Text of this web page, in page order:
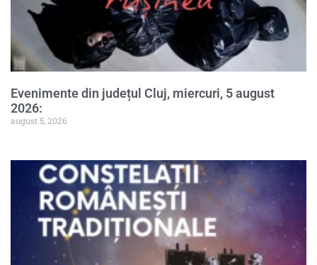
Evenimente din județul Cluj, miercuri, 5 august
2026:
august 5, 2026